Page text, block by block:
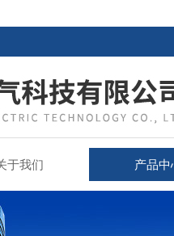
于我们 产品中